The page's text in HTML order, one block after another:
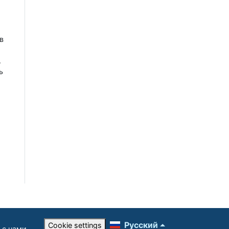
Cookie settings Русский